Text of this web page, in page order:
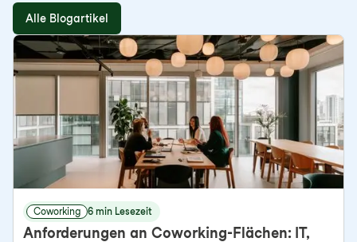
Alle Blogartikel
Coworking 6 min Lesezeit
Anforderungen an Coworking-Flächen: IT,